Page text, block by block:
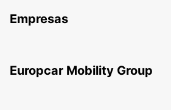
Empresas
Europcar Mobility Group